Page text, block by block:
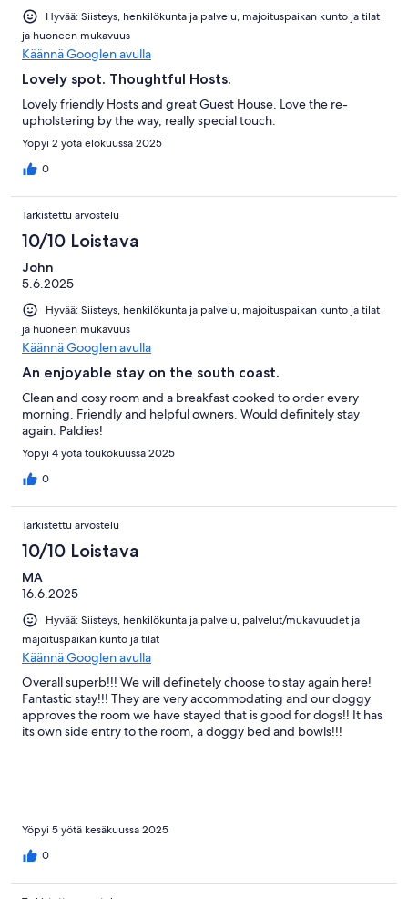
Hyvää: Siisteys, henkilökunta ja palvelu, majoituspaikan kunto ja tilat
ja huoneen mukavuus
Käännä Googlen avulla
Lovely spot. Thoughtful Hosts.
Lovely friendly Hosts and great Guest House. Love the re-
upholstering by the way, really special touch.
Yöpyi 2 yötä elokuussa 2025
0
Tarkistettu arvostelu
10/10 Loistava
John
5.6.2025
Hyvää: Siisteys, henkilökunta ja palvelu, majoituspaikan kunto ja tilat
ja huoneen mukavuus
Käännä Googlen avulla
An enjoyable stay on the south coast.
Clean and cosy room and a breakfast cooked to order every
morning. Friendly and helpful owners. Would definitely stay
again. Paldies!
Yöpyi 4 yötä toukokuussa 2025
0
Tarkistettu arvostelu
10/10 Loistava
MA
16.6.2025
Hyvää: Siisteys, henkilökunta ja palvelu, palvelut/mukavuudet ja
majoituspaikan kunto ja tilat
Käännä Googlen avulla
Overall superb!!! We will definetely choose to stay again here!
Fantastic stay!!! They are very accommodating and our doggy
approves the room we have stayed that is good for dogs!! It has
its own side entry to the room, a doggy bed and bowls!!!
Yöpyi 5 yötä kesäkuussa 2025
0